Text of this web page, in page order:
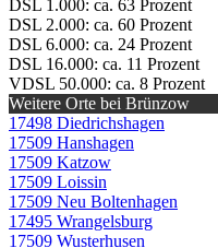
DSL 1.000: ca. 63 Prozent
DSL 2.000: ca. 60 Prozent
DSL 6.000: ca. 24 Prozent
DSL 16.000: ca. 11 Prozent
VDSL 50.000: ca. 8 Prozent
Weitere Orte bei Brünzow
17498 Diedrichshagen
17509 Hanshagen
17509 Katzow
17509 Loissin
17509 Neu Boltenhagen
17495 Wrangelsburg
17509 Wusterhusen